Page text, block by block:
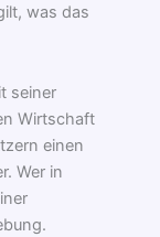
was das
seiner
Wirtschaft
einen
Wer in